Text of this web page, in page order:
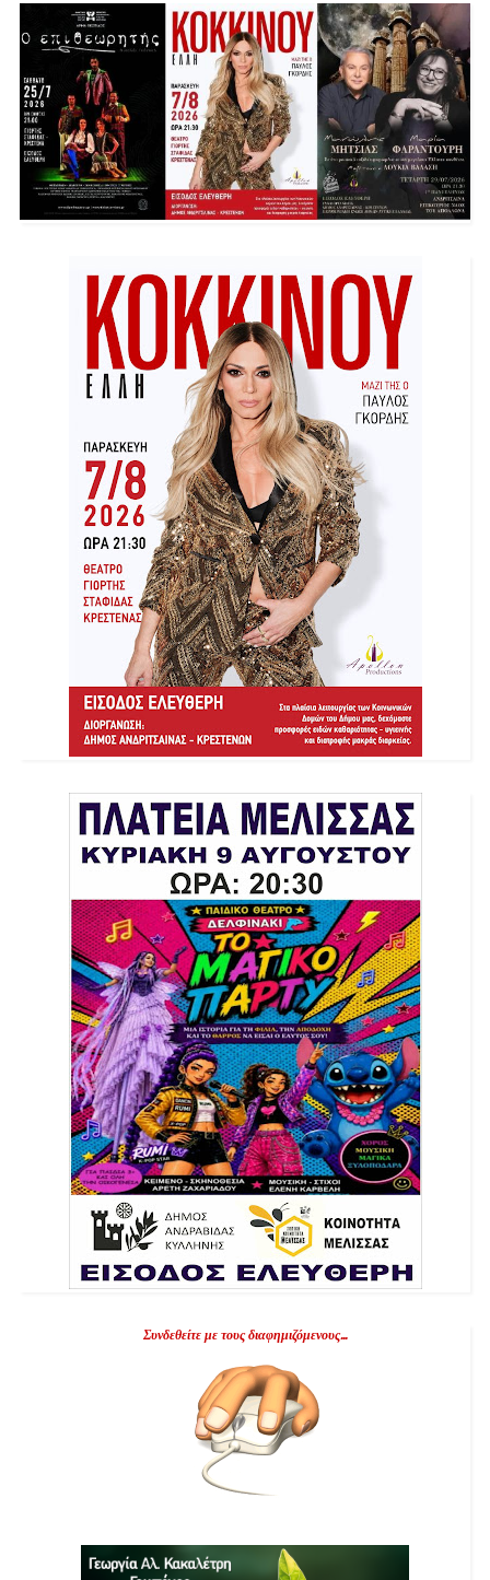
Συνδεθείτε με τους διαφημιζόμενους...